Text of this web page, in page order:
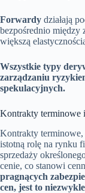
Forwardy działają
bezpośrednio między
większą
Wszystkie typy
zarządzaniu
spekulacyjnych.
Kontrakty terminowe
Kontrakty
istotną rolę na rynku
sprzedaży
cenie, co stanowi
pragnących
cen, jest to